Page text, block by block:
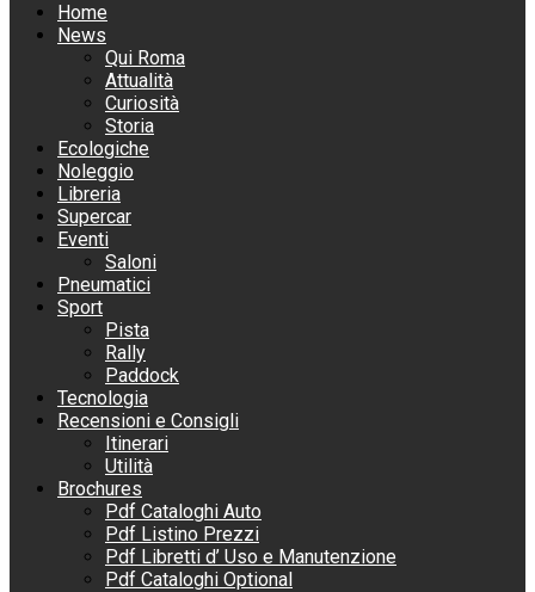
Home
News
Qui Roma
Attualità
Curiosità
Storia
Ecologiche
Noleggio
Libreria
Supercar
Eventi
Saloni
Pneumatici
Sport
Pista
Rally
Paddock
Tecnologia
Recensioni e Consigli
Itinerari
Utilità
Brochures
Pdf Cataloghi Auto
Pdf Listino Prezzi
Pdf Libretti d’ Uso e Manutenzione
Pdf Cataloghi Optional